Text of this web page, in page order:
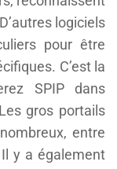
logiciels
pour être
C’est la
SPIP dans
gros portails
entre
y a également